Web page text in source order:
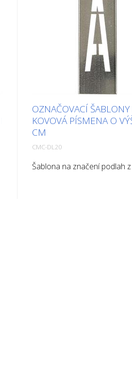
OZNAČOVACÍ ŠABLONY
KOVOVÁ PÍSMENA O
CM
CMC-DL20
Šablona na značení podlah z